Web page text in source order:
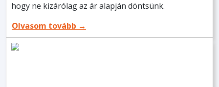
hogy ne kizárólag az ár alapján döntsünk.
Olvasom tovább →